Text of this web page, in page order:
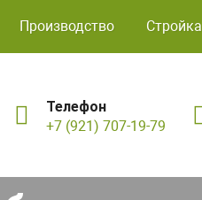
Производство Стройка
Телефон
+7 (921) 707-19-79